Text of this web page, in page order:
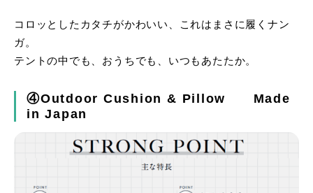
コロッとしたカタチがかわいい、これはまさに履くナン
ガ。
テントの中でも、おうちでも、いつもあたたか。
④Outdoor Cushion & Pillow Made
in Japan